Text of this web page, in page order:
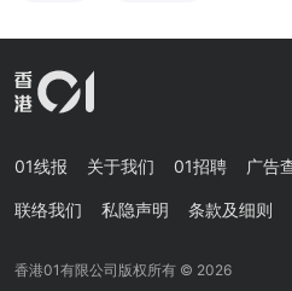
01线报 关于我们 01招聘 广告
联络我们 私隐声明 条款及细则
香港01有限公司版权所有 © 2026